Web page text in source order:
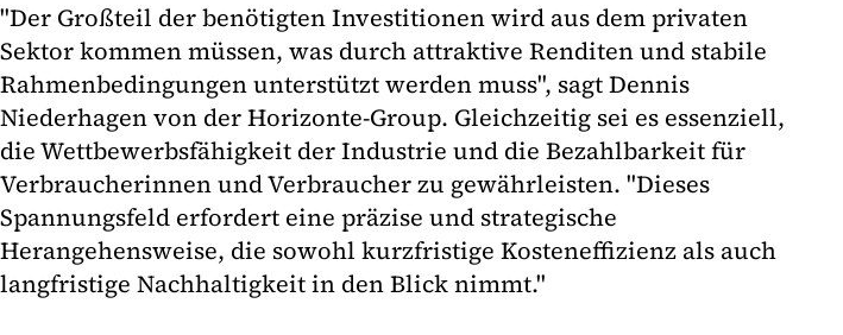
"Der Großteil der benötigten Investitionen wird aus dem privaten
Sektor kommen müssen, was durch attraktive Renditen und stabile
Rahmenbedingungen unterstützt werden muss", sagt Dennis
Niederhagen von der Horizonte-Group. Gleichzeitig sei es essenziell,
die Wettbewerbsfähigkeit der Industrie und die Bezahlbarkeit für
Verbraucherinnen und Verbraucher zu gewährleisten. "Dieses
Spannungsfeld erfordert eine präzise und strategische
Herangehensweise, die sowohl kurzfristige Kosteneffizienz als auch
langfristige Nachhaltigkeit in den Blick nimmt."